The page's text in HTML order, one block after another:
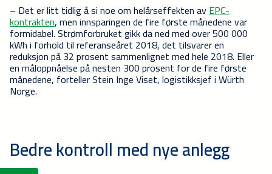
– Det er litt tidlig å si noe om helårseffekten avEPC-
kontrakten, men innsparingen de fire første månedene var
formidabel. Strømforbruket gikk da ned med over 500 000
kWh i forhold til referanseåret 2018, det tilsvarer en
reduksjon på 32 prosent sammenlignet med hele 2018. Eller
en måloppnåelse på nesten 300 prosent for de fire første
månedene, forteller Stein Inge Viset, logistikksjef i Würth
Norge.
Bedre kontroll med nye anlegg